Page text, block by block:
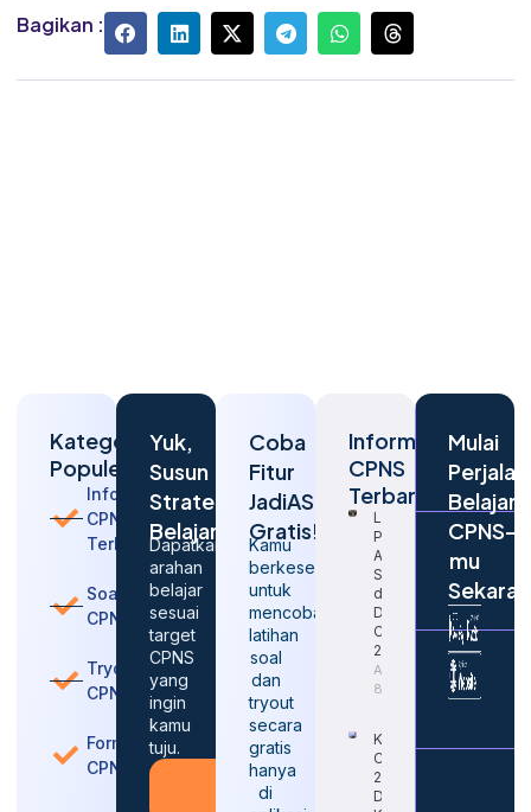
Bagikan :
Kategori
Populer
Informasi
CPNS
Terbaru
Soal
CPNS
Tryout
CPNS
Formasi
CPNS
Yuk,
Susun
Strategi
Belajarmu
Dapatkan
arahan
belajar
sesuai
target
CPNS
yang
ingin
kamu
tuju.
Konsultasi
Gratis
Coba
Fitur
JadiASN
Gratis!
Kamu
berkesempatan
untuk
mencoba
latihan
soal
dan
tryout
secara
gratis
hanya
di
Informasi
CPNS
Terbaru
Langkah
Penting
Agar
Sukses
dalam
Daftar
CPNS
2026
August
8, 2026
Kapan
CPNS
2026
Dibuka
Mulai
Belajar
CPNS-
mu